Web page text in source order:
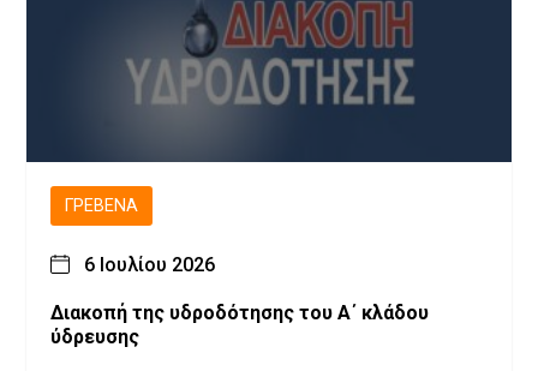
ΓΡΕΒΕΝΆ
6 Ιουλίου 2026
Διακοπή της υδροδότησης του Α΄ κλάδου
ύδρευσης